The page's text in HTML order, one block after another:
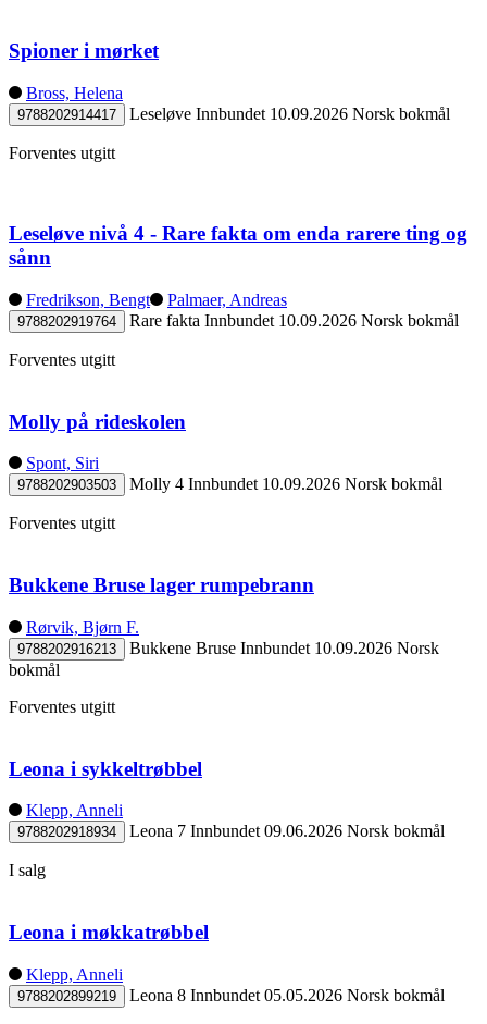
Spioner i mørket
Bross, Helena
9788202914417 Leseløve Innbundet 10.09.2026 Norsk bokmål
Forventes utgitt
Leseløve nivå 4 - Rare fakta om enda rarere ting og
sånn
Fredrikson, Bengt Palmaer, Andreas
9788202919764 Rare fakta Innbundet 10.09.2026 Norsk bokmål
Forventes utgitt
Molly på rideskolen
Spont, Siri
9788202903503 Molly 4 Innbundet 10.09.2026 Norsk bokmål
Forventes utgitt
Bukkene Bruse lager rumpebrann
Rørvik, Bjørn F.
9788202916213 Bukkene Bruse Innbundet 10.09.2026 Norsk
bokmål
Forventes utgitt
Leona i sykkeltrøbbel
Klepp, Anneli
9788202918934 Leona 7 Innbundet 09.06.2026 Norsk bokmål
I salg
Leona i møkkatrøbbel
Klepp, Anneli
9788202899219 Leona 8 Innbundet 05.05.2026 Norsk bokmål